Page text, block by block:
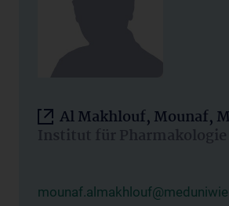
Al Makhlouf, Mounaf,
Institut für Pharmakologie